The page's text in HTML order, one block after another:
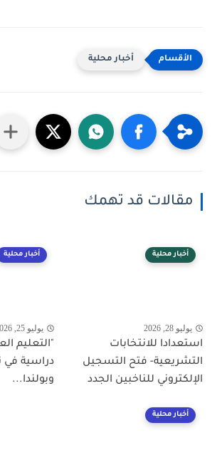
أخبار محلية
مقالات قد تهمك
أخبار محلية
يوليو 28, 2026
استعدادا للانتخابات
التشريعية- فتح التسجيل
الإلكتروني للناخبين الجدد
أخبار محلية
يوليو 25, 2026
"التعليم
دراسية
وبولندا...
أخبار محلية